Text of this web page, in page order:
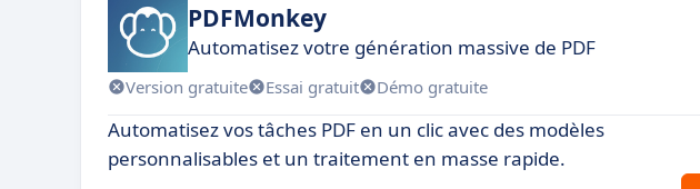
PDFMonkey
Automatisez votre génération massive de PDF
Version gratuite Essai gratuit Démo gratuite
Automatisez vos tâches PDF en un clic avec des modèles
personnalisables et un traitement en masse rapide.